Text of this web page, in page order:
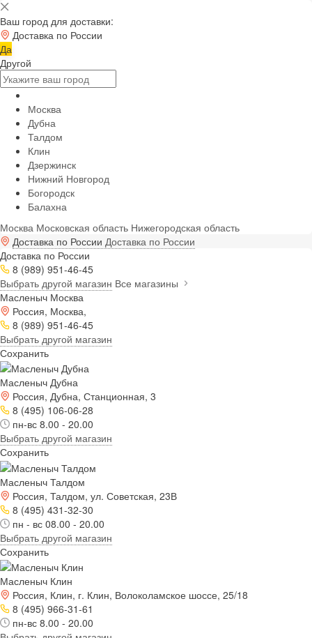
Ваш город для доставки:
Доставка по России
Да
Другой
Москва
Дубна
Талдом
Клин
Дзержинск
Нижний Новгород
Богородск
Балахна
Москва Московская область Нижегородская область
Доставка по России Доставка по России
Доставка по России
8 (989) 951-46-45
Выбрать другой магазин Все магазины
Масленыч Москва
Россия, Москва,
8 (989) 951-46-45
Выбрать другой магазин
Сохранить
Масленыч Дубна
Россия, Дубна, Станционная, 3
8 (495) 106-06-28
пн-вс 8.00 - 20.00
Выбрать другой магазин
Сохранить
Масленыч Талдом
Россия, Талдом, ул. Советская, 23В
8 (495) 431-32-30
пн - вс 08.00 - 20.00
Выбрать другой магазин
Сохранить
Масленыч Клин
Россия, Клин, г. Клин, Волоколамское шоссе, 25/18
8 (495) 966-31-61
пн-вс 8.00 - 20.00